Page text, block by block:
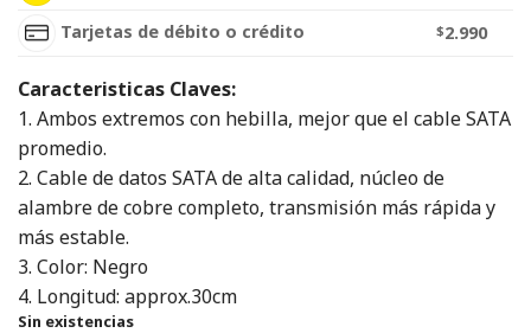
Tarjetas de débito o crédito $2.990
Caracteristicas Claves:
1. Ambos extremos con hebilla, mejor que el cable SATA
promedio.
2. Cable de datos SATA de alta calidad, núcleo de
alambre de cobre completo, transmisión más rápida y
más estable.
3. Color: Negro
4. Longitud: approx.30cm
Sin existencias